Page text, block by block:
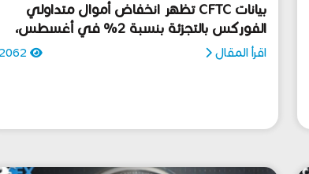
بيانات CFTC تظهر انخفاض أموال متداولي
الفوركس بالتجزئة بنسبة 2% في أغسطس،
اقرأ المقال 2062